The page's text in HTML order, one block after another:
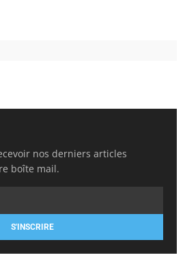
nos derniers articles
boîte mail.
S'INSCRIRE